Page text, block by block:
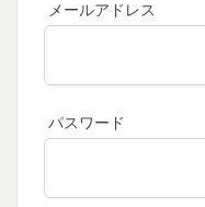
メールアドレス
パスワード
人情報保護のため
んので、その場合
願いいたします。
組織・体制
し、利用者情報の
または第三者によ
とします。